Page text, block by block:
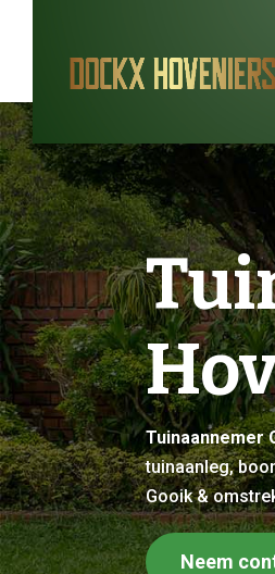
Tuinaannemer
tuinaanleg,
Gooik &
Neem